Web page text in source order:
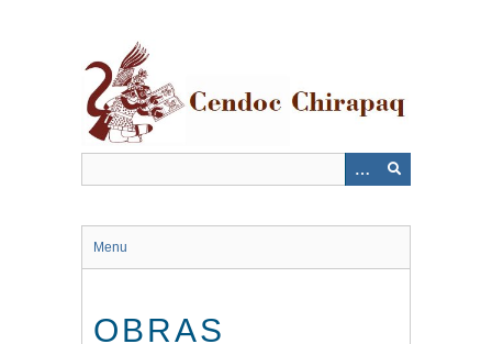
Menu
OBRAS